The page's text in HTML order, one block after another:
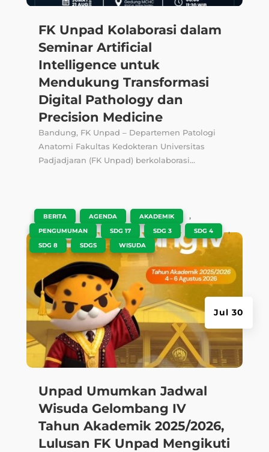
FK Unpad Kolaborasi dalam
Seminar Artificial
Intelligence untuk
Mendukung Transformasi
Digital Pathology dan
Precision Medicine
Bandung, FK Unpad – Departemen Patologi
Anatomi Fakultas Kedokteran Universitas
Padjadjaran (FK Unpad) berkolaborasi...
Unpad Umumkan Jadwal
Wisuda Gelombang IV
Tahun Akademik 2025/2026,
Lulusan FK Unpad Mengikuti
Jul 30
BERITA AGENDA AKADEMIK ,
PENGUMUMAN SDG 17 SDG 3 SDG 4 ,
SDG 8 SDGS WISUDA